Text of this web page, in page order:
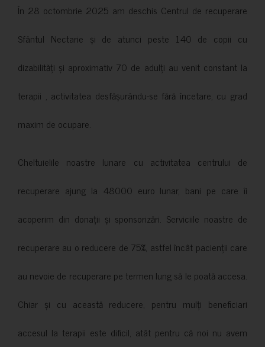
În 28 octombrie 2025 am deschis Centrul de recuperare
Sfântul Nectarie și de atunci peste 140 de copii cu
dizabilități și aproximativ 70 de adulți au venit constant la
terapii , activitatea desfășurându-se fără încetare, cu grad
maxim de ocupare.
Cheltuielile noastre lunare cu activitatea centrului de
recuperare ajung la 48000 euro lunar, bani pe care îi
acoperim din donații și sponsorizări. Serviciile noastre de
recuperare au o reducere de 75%, astfel încât pacienții care
au nevoie de recuperare pe termen lung să le poată accesa.
Chiar și cu această reducere, pentru mulți beneficiari
accesul la terapii este dificil, atât pentru că noi nu avem